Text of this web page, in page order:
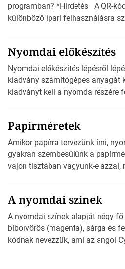
programban? *Hirdetés A QR-
különböző ipari felhasználásra
okostelefonjára telepíthet egy QR-
alkalmazást, ami leolvasni és
információt és átirányítja a
weblapjára. A QR-kód
Nyomdai előkészítés
Nyomdai előkészítés lépésről
kiadvány számítógépes anyagát
kiadványt kell a nyomda részére
Illustratorban készült
esetben konzultáljunk a
nyomdai előkészítést!Nehogy az
derüljön ki, hogy valamit
Papírméretek
Amikor papírra tervezünk írni,
gyakran szembesülünk a
vajon tisztában vagyunk-e azzal,
*Hirdetés Ebben a cikkben a
világába kalauzolunk el téged,
milyen szempontok alapján
jövőben. Bevezetés a
A nyomdai színek
A nyomdai színek alapját négy
bíborvörös (magenta), sárga és
kódnak nevezzük, ami az angol